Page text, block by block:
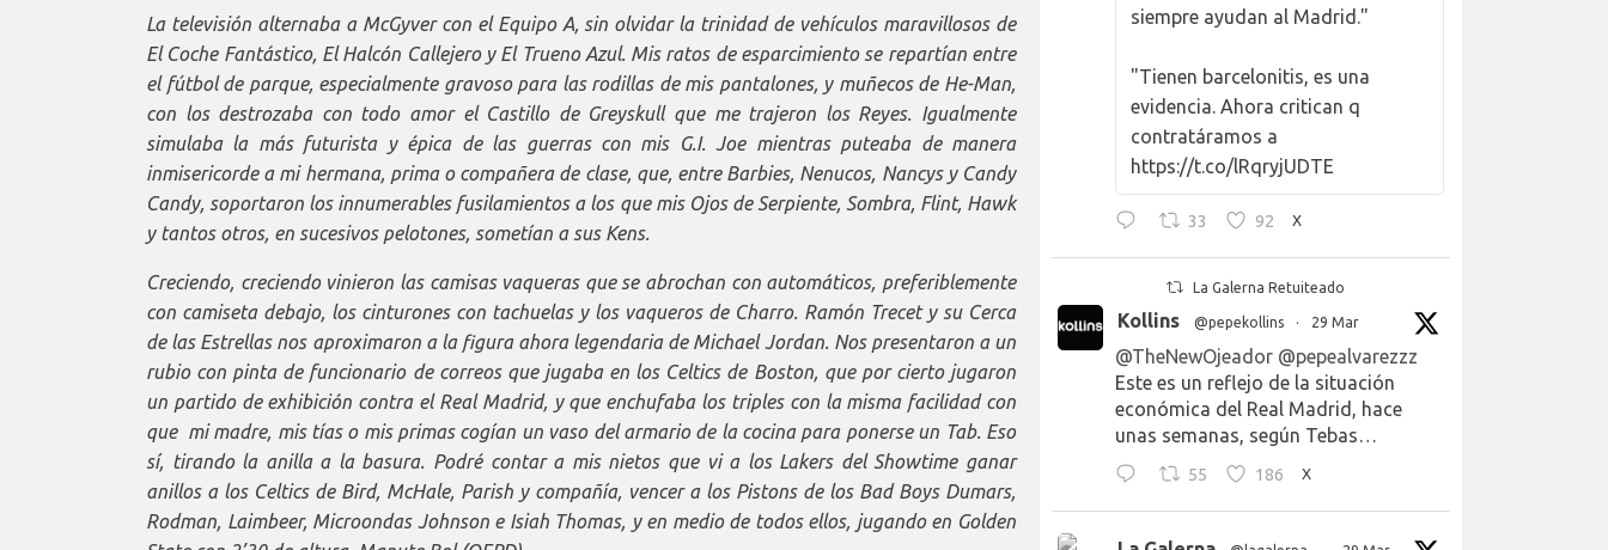
La televisión alternaba a McGyver con el Equipo A, sin olvidar la trinidad de vehículos maravillosos de
El Coche Fantástico, El Halcón Callejero y El Trueno Azul. Mis ratos de esparcimiento se repartían entre
el fútbol de parque, especialmente gravoso para las rodillas de mis pantalones, y muñecos de He-Man,
con los destrozaba con todo amor el Castillo de Greyskull que me trajeron los Reyes. Igualmente
simulaba la más futurista y épica de las guerras con mis G.I. Joe mientras puteaba de manera
inmisericorde a mi hermana, prima o compañera de clase, que, entre Barbies, Nenucos, Nancys y Candy
Candy, soportaron los innumerables fusilamientos a los que mis Ojos de Serpiente, Sombra, Flint, Hawk
y tantos otros, en sucesivos pelotones, sometían a sus Kens.
Creciendo, creciendo vinieron las camisas vaqueras que se abrochan con automáticos, preferiblemente
con camiseta debajo, los cinturones con tachuelas y los vaqueros de Charro. Ramón Trecet y su Cerca
de las Estrellas nos aproximaron a la figura ahora legendaria de Michael Jordan. Nos presentaron a un
rubio con pinta de funcionario de correos que jugaba en los Celtics de Boston, que por cierto jugaron
un partido de exhibición contra el Real Madrid, y que enchufaba los triples con la misma facilidad con
que mi madre, mis tías o mis primas cogían un vaso del armario de la cocina para ponerse un Tab. Eso
sí, tirando la anilla a la basura. Podré contar a mis nietos que vi a los Lakers del Showtime ganar
anillos a los Celtics de Bird, McHale, Parish y compañía, vencer a los Pistons de los Bad Boys Dumars,
Rodman, Laimbeer, Microondas Johnson e Isiah Thomas, y en medio de todos ellos, jugando en Golden
siempre ayudan al Madrid."
"Tienen barcelonitis, es una
evidencia. Ahora critican q
contratáramos a
https://t.co/lRqryjUDTE
33 92 X
La Galerna Retuiteado
Kollins @pepekollins · 29 Mar
@TheNewOjeador @pepealvarezzz
Este es un reflejo de la situación
económica del Real Madrid, hace
unas semanas, según Tebas…
55 186 X